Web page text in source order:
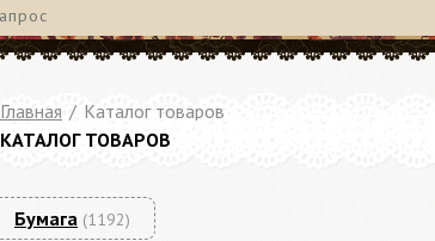
Главная / Каталог товаров
КАТАЛОГ ТОВАРОВ
Бумага (1192)